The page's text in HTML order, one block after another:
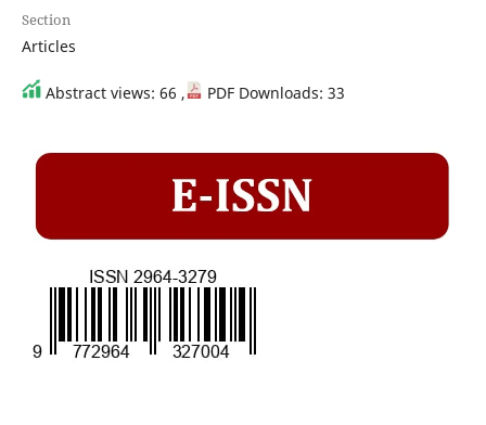
Section
Articles
Abstract views: 66 , PDF Downloads: 33